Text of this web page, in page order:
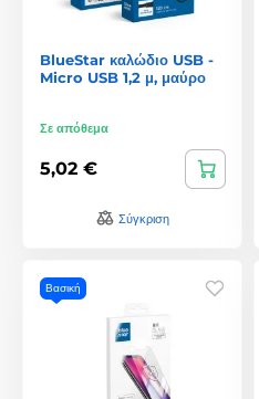
BlueStar καλώδιο USB -
Micro USB 1,2 μ, μαύρο
Σε απόθεμα
5,02 €
Σύγκριση
Βασική